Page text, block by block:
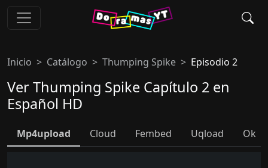
Inicio Catálogo Thumping Spike Episodio 2
Ver Thumping Spike Capítulo 2 en
Español HD
Mp4upload Cloud Fembed Uqload Ok